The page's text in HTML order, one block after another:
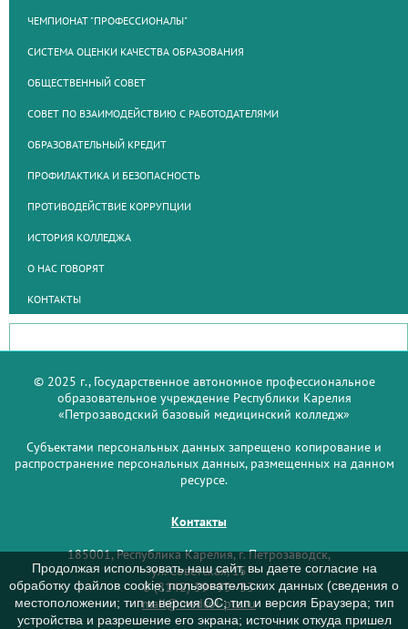
ЧЕМПИОНАТ "ПРОФЕССИОНАЛЫ"
СИСТЕМА ОЦЕНКИ КАЧЕСТВА ОБРАЗОВАНИЯ
ОБЩЕСТВЕННЫЙ СОВЕТ
СОВЕТ ПО ВЗАИМОДЕЙСТВИЮ С РАБОТОДАТЕЛЯМИ
ОБРАЗОВАТЕЛЬНЫЙ КРЕДИТ
ПРОФИЛАКТИКА И БЕЗОПАСНОСТЬ
ПРОТИВОДЕЙСТВИЕ КОРРУПЦИИ
ИСТОРИЯ КОЛЛЕДЖА
О НАС ГОВОРЯТ
КОНТАКТЫ
© 2025 г., Государственное автономное профессиональное
образовательное учреждение Республики Карелия
«Петрозаводский базовый медицинский колледж»
Субъектами персональных данных запрещено копирование и
распространение персональных данных, размещенных на данном
ресурсе.
Контакты
185001, Республика Карелия, г. Петрозаводск,
ул. Советская, 15
8 (8142) 59–93–33
mail@medcol-ptz.ru
Продолжая использовать наш сайт, вы даете согласие на
обработку файлов cookie, пользовательских данных (сведения о
местоположении; тип и версия ОС; тип и версия Браузера; тип
устройства и разрешение его экрана; источник откуда пришел